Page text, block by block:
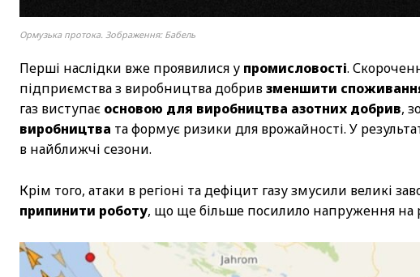
Ормузька протока. Зображення: Бабель
Перші наслідки вже проявилися у промисловості.
підприємства з виробництва добривзменшити
газ виступає основою для виробництва азотних добрив,
виробництва та формує ризики для врожайності. У
в найближчі сезони.
Крім того, атаки в регіоні та дефіцит газу змусили великі
припинити роботу, що ще більше посилило напруження на